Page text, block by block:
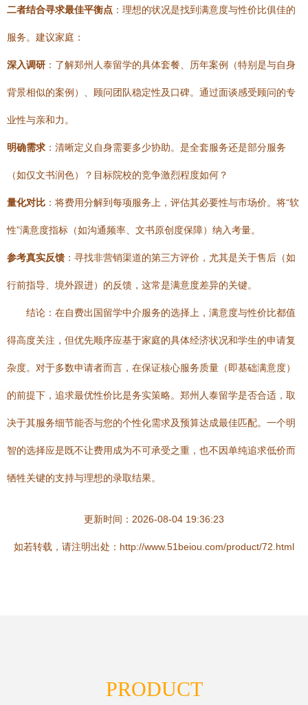
二者结合寻求最佳平衡点 ：理想的状况是找到满意度与性价比俱佳的
服务。建议家庭：
深入调研 ：了解郑州人泰留学的具体套餐、历年案例（特别是与自身
背景相似的案例）、顾问团队稳定性及口碑。通过面谈感受顾问的专
业性与亲和力。
明确需求 ：清晰定义自身需要多少协助。是全套服务还是部分服务
（如仅文书润色）？目标院校的竞争激烈程度如何？
量化对比 ：将费用分解到每项服务上，评估其必要性与市场价。将“软
性”满意度指标（如沟通频率、文书原创度保障）纳入考量。
参考真实反馈 ：寻找非营销渠道的第三方评价，尤其是关于售后（如
行前指导、境外跟进）的反馈，这常是满意度差异的关键。
结论：在自费出国留学中介服务的选择上，满意度与性价比都值
得高度关注，但优先顺序应基于家庭的具体经济状况和学生的申请复
杂度。对于多数申请者而言，在保证核心服务质量（即基础满意度）
的前提下，追求最优性价比是务实策略。郑州人泰留学是否合适，取
决于其服务细节能否与您的个性化需求及预算达成最佳匹配。一个明
智的选择应是既不让费用成为不可承受之重，也不因单纯追求低价而
牺牲关键的支持与理想的录取结果。
更新时间：2026-08-04 19:36:23
如若转载，请注明出处：http://www.51beiou.com/product/72.html
PRODUCT